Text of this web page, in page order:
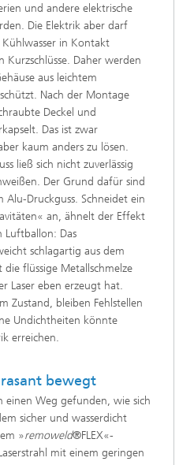
und andere elektrische
Die Elektrik aber darf
in Kontakt
Kurzschlüsse. Daher werden
aus leichtem
Nach der Montage
Deckel und
Das ist zwar
kaum anders zu lösen.
ließ sich nicht zuverlässig
Der Grund dafür sind
Druckguss. Schneidet ein
an, ähnelt der Effekt
Das
schlagartig aus dem
flüssige Metallschmelze
Laser eben erzeugt hat.
Zustand, bleiben Fehlstellen
Undichtheiten könnte
erreichen.
bewegt
einen Weg gefunden, wie sich
sicher und wasserdicht
»remoweld®FLEX«-
mit einem geringen